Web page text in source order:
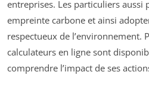
entreprises. Les particuliers aussi
empreinte carbone et ainsi
respectueux de l’environnement.
calculateurs en ligne sont
comprendre l’impact de ses